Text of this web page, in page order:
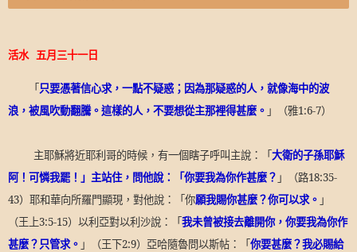
活水 五月三十一日
「只要憑著信心求，一點不疑惑；因為那疑惑的人，就像海中的波
浪，被風吹動翻騰。這樣的人，不要想從主那裡得甚麼。 」（雅1:6-7）
主耶穌將近耶利哥的時候，有一個瞎子呼叫主說：「大衛的子孫耶穌
阿！可憐我罷！」主站住，問他說：「你要我為你作甚麼？ 」（路18:35-
43）耶和華向所羅門顯現，對他說：「你願我賜你甚麼？你可以求。 」
（王上3:5-15）以利亞對以利沙說：「我未曾被接去離開你，你要我為你作
甚麼？只管求。 」（王下2:9）亞哈隨魯問以斯帖：「你要甚麼？我必賜給